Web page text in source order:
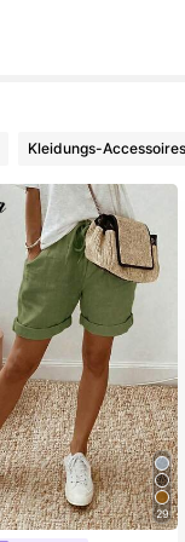
Kleidungs-Accessoires
29